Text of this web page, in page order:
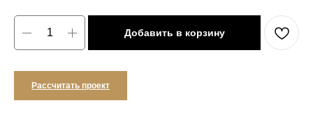
Добавить в корзину
Рассчитать проект